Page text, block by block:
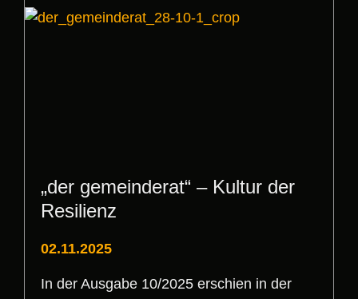
„der gemeinderat“ – Kultur der
Resilienz
02.11.2025
In der Ausgabe 10/2025 erschien in der